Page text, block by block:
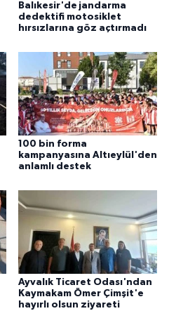
Balıkesir'de jandarma
dedektifi motosiklet
hırsızlarına göz açtırmadı
100 bin forma
kampanyasına Altıeylül'den
anlamlı destek
Ayvalık Ticaret Odası'ndan
Kaymakam Ömer Çimşit'e
hayırlı olsun ziyareti